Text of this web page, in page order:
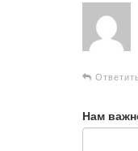
Ответить
Нам